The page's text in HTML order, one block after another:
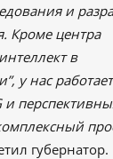
и
Кроме центра
в
у нас
и
губернатор.